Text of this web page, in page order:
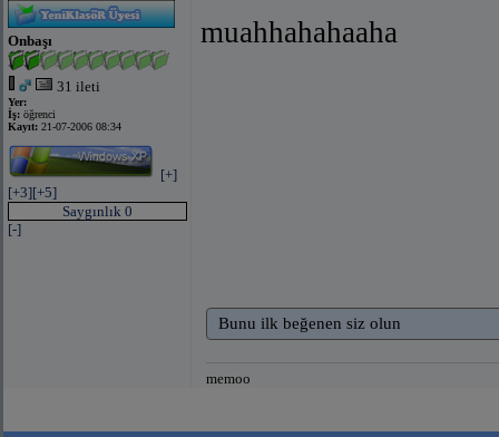
Onbaşı
31 ileti
Yer:
İş: öğrenci
Kayıt: 21-07-2006 08:34
[+]
[+3][+5]
Saygınlık 0
[-]
muahhahahaaha
Bunu ilk beğenen siz olun
memoo